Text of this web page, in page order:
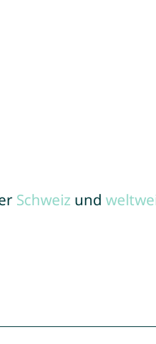
Schweiz und